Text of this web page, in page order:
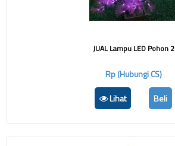
JUAL Lampu LED Pohon 2
Rp (Hubungi CS)
Lihat
Beli